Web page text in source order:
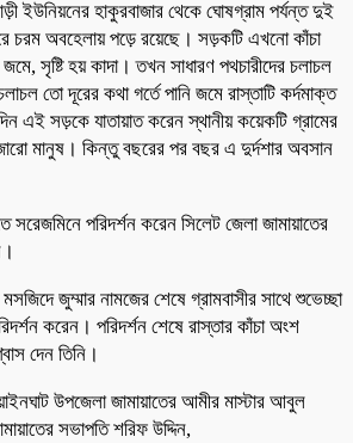
ইউনিয়নের হাকুরবাজার থেকে ঘোষগ্রাম পর্যন্ত দুই
চরম অবহেলায় পড়ে রয়েছে। সড়কটি এখনো কাঁচা
জমে, সৃষ্টি হয় কাদা। তখন সাধারণ পথচারীদের চলাচল
তো দূরের কথা গর্তে পানি জমে রাস্তাটি কর্দমাক্ত
এই সড়কে যাতায়াত করেন স্থানীয় কয়েকটি গ্রামের
মানুষ। কিন্তু বছরের পর বছর এ দুর্দশার অবসান
সরেজমিনে পরিদর্শন করেন সিলেট জেলা জামায়াতের
জুম্মার নামজের শেষে গ্রামবাসীর সাথে শুভেচ্ছা
করেন। পরিদর্শন শেষে রাস্তার কাঁচা অংশ
দেন তিনি।
উপজেলা জামায়াতের আমীর মাস্টার আবুল
সভাপতি শরিফ উদ্দিন,